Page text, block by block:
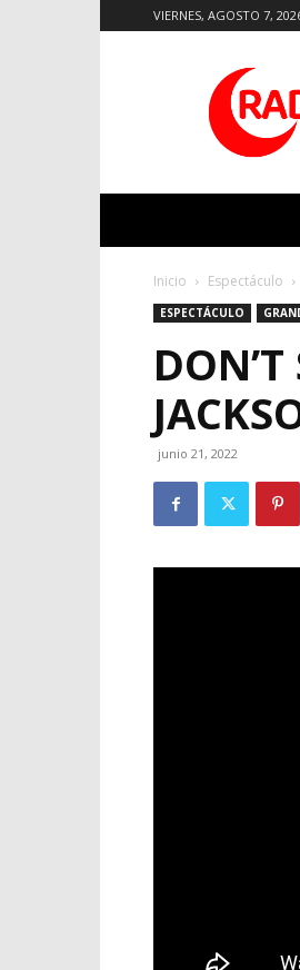
VIERNES, AGOSTO 7,
Inicio Espectáculo
ESPECTÁCULO
junio 21, 2022